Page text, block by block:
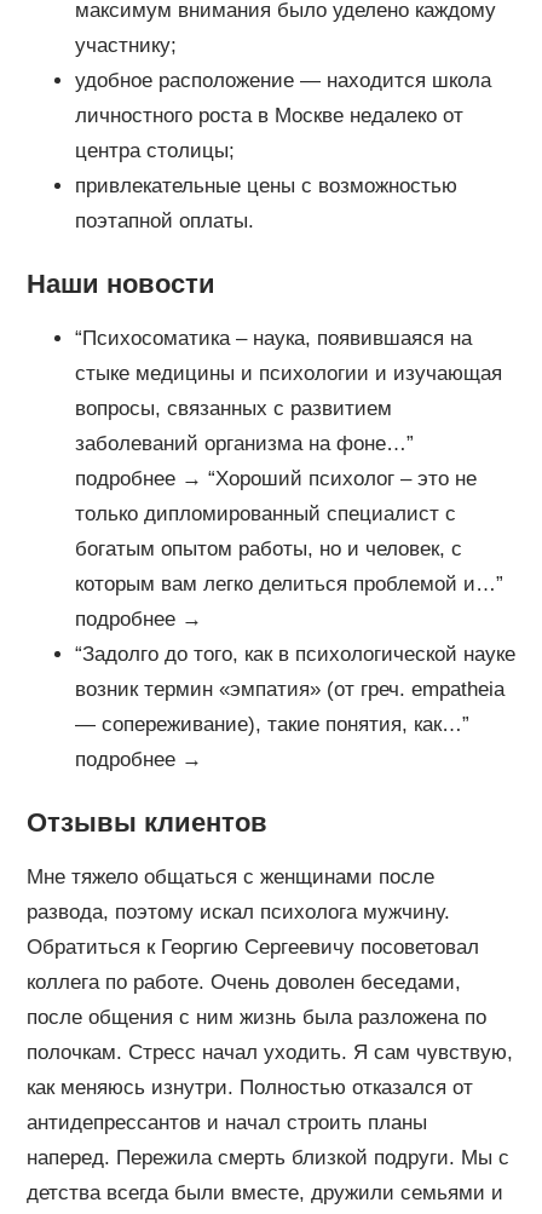
максимум внимания было уделено каждому
участнику;
удобное расположение — находится школа
личностного роста в Москве недалеко от
центра столицы;
привлекательные цены с возможностью
поэтапной оплаты.
Наши новости
“Психосоматика – наука, появившаяся на
стыке медицины и психологии и изучающая
вопросы, связанных с развитием
заболеваний организма на фоне…”
подробнее → “Хороший психолог – это не
только дипломированный специалист с
богатым опытом работы, но и человек, с
которым вам легко делиться проблемой и…”
подробнее →
“Задолго до того, как в психологической науке
возник термин «эмпатия» (от греч. empatheia
— сопереживание), такие понятия, как…”
подробнее →
Отзывы клиентов
Мне тяжело общаться с женщинами после
развода, поэтому искал психолога мужчину.
Обратиться к Георгию Сергеевичу посоветовал
коллега по работе. Очень доволен беседами,
после общения с ним жизнь была разложена по
полочкам. Стресс начал уходить. Я сам чувствую,
как меняюсь изнутри. Полностью отказался от
антидепрессантов и начал строить планы
наперед. Пережила смерть близкой подруги. Мы с
детства всегда были вместе, дружили семьями и